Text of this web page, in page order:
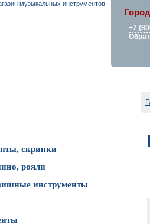
+7
скрипки
рояли
инструменты